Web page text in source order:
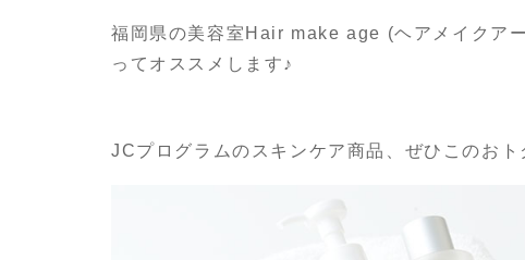
福岡県の美容室Hair make age (ヘアメイクア
ってオススメします♪
JCプログラムのスキンケア商品、ぜひこのおト